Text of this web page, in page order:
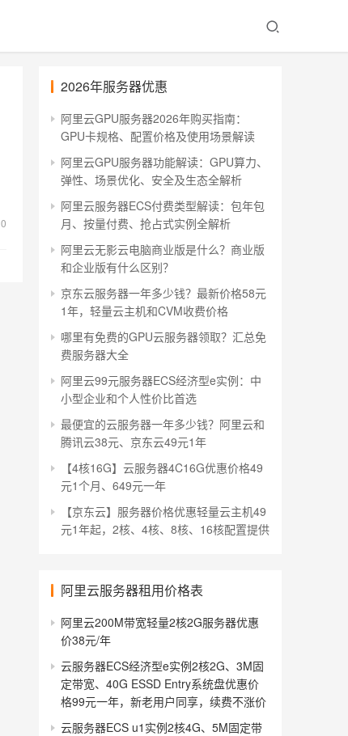
0
2026年服务器优惠
阿里云GPU服务器2026年购买指南：
GPU卡规格、配置价格及使用场景解读
阿里云GPU服务器功能解读：GPU算力、
弹性、场景优化、安全及生态全解析
阿里云服务器ECS付费类型解读：包年包
月、按量付费、抢占式实例全解析
阿里云无影云电脑商业版是什么？商业版
和企业版有什么区别？
京东云服务器一年多少钱？最新价格58元
1年，轻量云主机和CVM收费价格
哪里有免费的GPU云服务器领取？汇总免
费服务器大全
阿里云99元服务器ECS经济型e实例：中
小型企业和个人性价比首选
最便宜的云服务器一年多少钱？阿里云和
腾讯云38元、京东云49元1年
【4核16G】云服务器4C16G优惠价格49
元1个月、649元一年
【京东云】服务器价格优惠轻量云主机49
元1年起，2核、4核、8核、16核配置提供
阿里云服务器租用价格表
阿里云200M带宽轻量2核2G服务器优惠
价38元/年
云服务器ECS经济型e实例2核2G、3M固
定带宽、40G ESSD Entry系统盘优惠价
格99元一年，新老用户同享，续费不涨价
云服务器ECS u1实例2核4G、5M固定带